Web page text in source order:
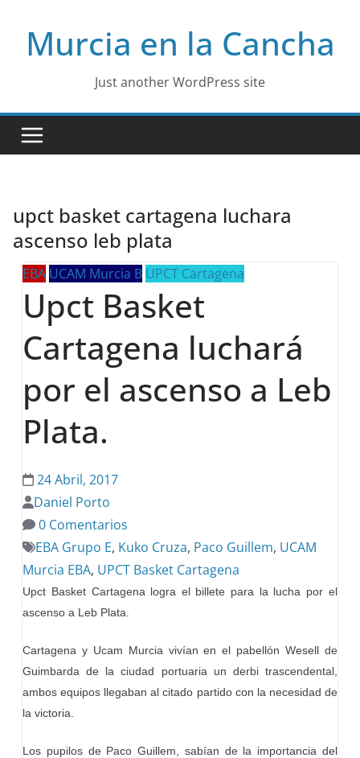
contentMurcia en la Cancha
Just another WordPress site
upct basket cartagena luchara
ascenso leb plata
EBA UCAM Murcia B UPCT Cartagena
Upct Basket
Cartagena luchará
por el ascenso a Leb
Plata.
24 Abril, 2017
Daniel Porto
0 Comentarios
EBA Grupo E, Kuko Cruza, Paco Guillem, UCAM
Murcia EBA, UPCT Basket Cartagena
Upct Basket Cartagena logra el billete para la lucha por el
ascenso a Leb Plata.
Cartagena y Ucam Murcia vivían en el pabellón Wesell de
Guimbarda de la ciudad portuaria un derbi trascendental,
ambos equipos llegaban al citado partido con la necesidad de
la victoria.
Los pupilos de Paco Guillem, sabían de la importancia del